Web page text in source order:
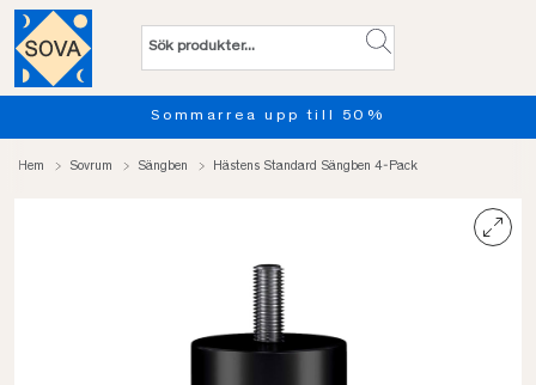
Sommarrea upp till 50%
Hem Sovrum Sängben Hästens Standard Sängben 4-Pack